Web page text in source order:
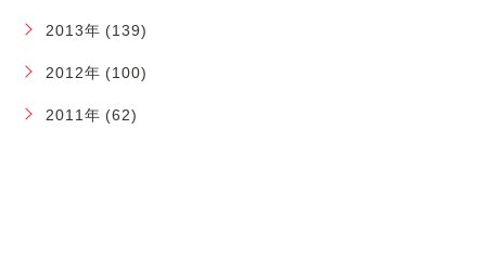
2013年 (139)
2012年 (100)
2011年 (62)